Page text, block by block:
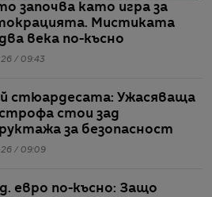
започва като игра за
Мистиката
века по-късно
/ 09:43
стюардесата: Ужасяваща
стои зад
за безопасност
/ 09:09
евро по-късно: Защо